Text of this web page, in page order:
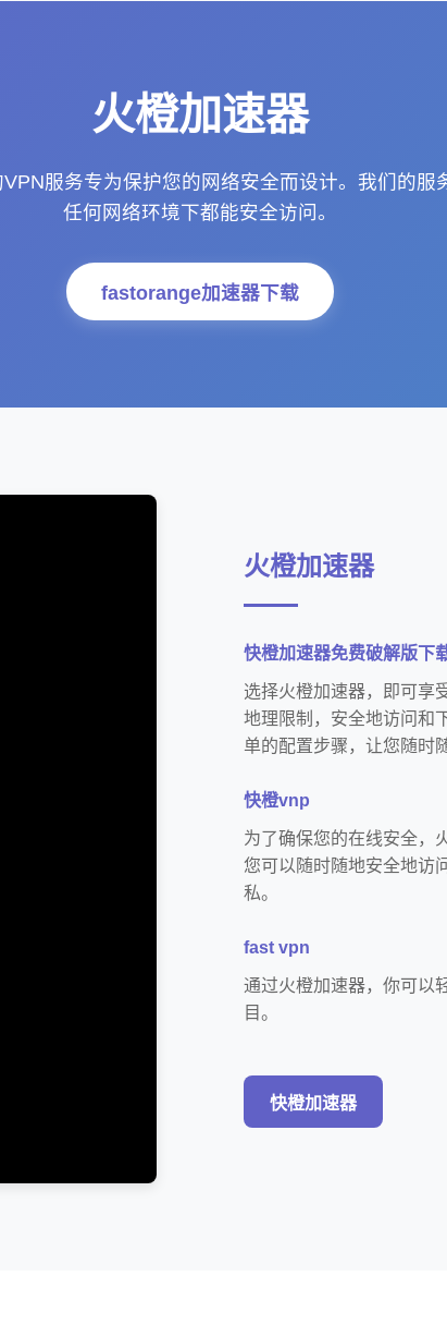
火橙加速器
服务专为保护您的网络安全而设计。我们的服
任何网络环境下都能安全访问。
fastorange加速器下载
火橙加速器
快橙加速器免费破解版下
选择火橙加速器，即可享
地理限制，安全地访问和
单的配置步骤，让您随时
快橙vnp
为了确保您的在线安全，
您可以随时随地安全地访
私。
fast vpn
通过火橙加速器，你可以
目。
快橙加速器